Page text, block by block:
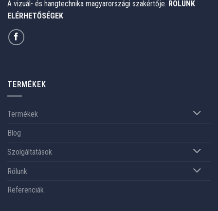
A vizuál- és hangtechnika magyarországi szakértője. RÓLUNK
ELÉRHETŐSÉGEK
TERMÉKEK
Termékek
Blog
Szolgáltatások
Rólunk
Referenciák